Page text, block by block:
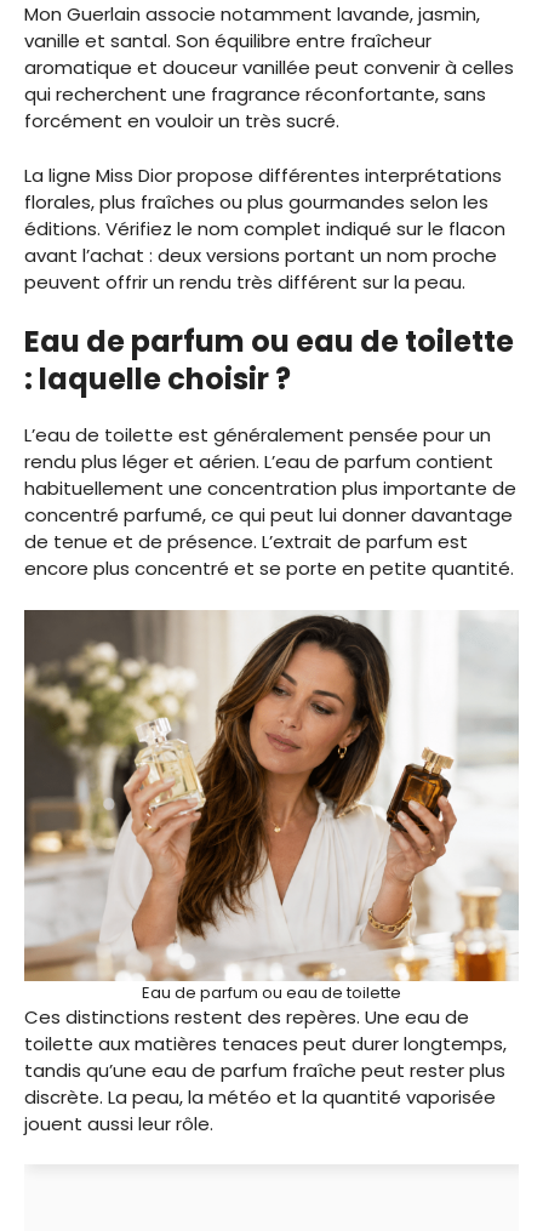
Mon Guerlain associe notamment lavande, jasmin,
vanille et santal. Son équilibre entre fraîcheur
aromatique et douceur vanillée peut convenir à celles
qui recherchent une fragrance réconfortante, sans
forcément en vouloir un très sucré.
La ligne Miss Dior propose différentes interprétations
florales, plus fraîches ou plus gourmandes selon les
éditions. Vérifiez le nom complet indiqué sur le flacon
avant l’achat : deux versions portant un nom proche
peuvent offrir un rendu très différent sur la peau.
Eau de parfum ou eau de toilette
: laquelle choisir ?
L’eau de toilette est généralement pensée pour un
rendu plus léger et aérien. L’eau de parfum contient
habituellement une concentration plus importante de
concentré parfumé, ce qui peut lui donner davantage
de tenue et de présence. L’extrait de parfum est
encore plus concentré et se porte en petite quantité.
Eau de parfum ou eau de toilette
Ces distinctions restent des repères. Une eau de
toilette aux matières tenaces peut durer longtemps,
tandis qu’une eau de parfum fraîche peut rester plus
discrète. La peau, la météo et la quantité vaporisée
jouent aussi leur rôle.